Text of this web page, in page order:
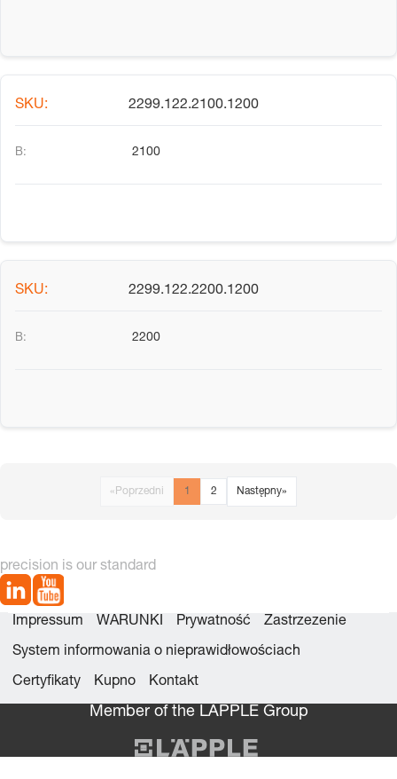
2299.122.2100.1200
2100
2299.122.2200.1200
2200
« Poprzedni 1 2 Następny»
precision is our standard
Impressum WARUNKI Prywatność Zastrzezenie
System informowania o nieprawidłowościach
Certyfikaty Kupno Kontakt
Member of the LÄPPLE Group